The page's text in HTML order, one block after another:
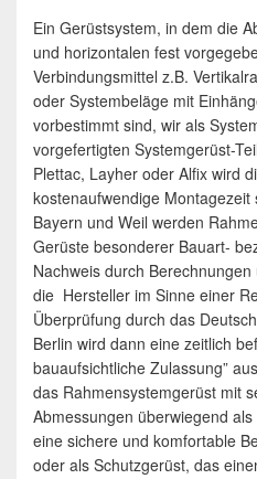
Ein Gerüstsystem, in dem die
und horizontalen fest
Verbindungsmittel z.B.
oder Systembeläge mit
vorbestimmt sind, wir als
vorgefertigten Systemgerüst-
Plettac, Layher oder Alfix wird
kostenaufwendige
Bayern und Weil werden
Gerüste besonderer Bauart-
Nachweis durch
die Hersteller im Sinne einer
Überprüfung durch das
Berlin wird dann eine zeitlich
bauaufsichtliche Zulassung”
das Rahmensystemgerüst mit
Abmessungen überwiegend
eine sichere und komfortable
oder als Schutzgerüst, das